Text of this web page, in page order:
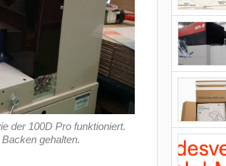
der 100D Pro funktioniert.
gehalten.